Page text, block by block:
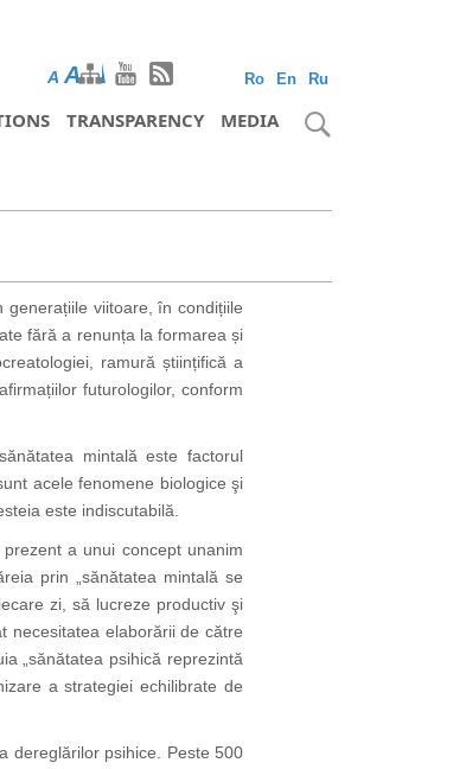
Ro En Ru
A AA
TRANSPARENCY MEDIA
viitoare, în condițiile
fără a renunța la formarea și
ramură științifică a
futurologilor, conform
mintală este factorul
acele fenomene biologice şi
este indiscutabilă.
a unui concept unanim
prin „sănătatea mintală se
zi, să lucreze productiv şi
necesitatea elaborării de către
„sănătatea psihică reprezintă
a strategiei echilibrate de
dereglărilor psihice. Peste 500